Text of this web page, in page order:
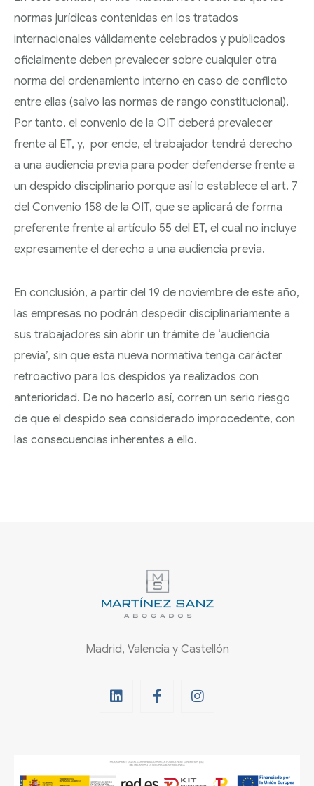
normas jurídicas contenidas en los tratados
internacionales válidamente celebrados y publicados
oficialmente deben prevalecer sobre cualquier otra
norma del ordenamiento interno en caso de conflicto
entre ellas (salvo las normas de rango constitucional).
Por tanto, el convenio de la OIT deberá prevalecer
frente al ET, y, por ende, el trabajador tendrá derecho
a una audiencia previa para poder defenderse frente a
un despido disciplinario porque así lo establece el art. 7
del Convenio 158 de la OIT, que se aplicará de forma
preferente frente al artículo 55 del ET, el cual no incluye
expresamente el derecho a una audiencia previa.
En conclusión, a partir del 19 de noviembre de este año,
las empresas no podrán despedir disciplinariamente a
sus trabajadores sin abrir un trámite de ‘audiencia
previa’, sin que esta nueva normativa tenga carácter
retroactivo para los despidos ya realizados con
anterioridad. De no hacerlo así, corren un serio riesgo
de que el despido sea considerado improcedente, con
las consecuencias inherentes a ello.
Madrid, Valencia y Castellón